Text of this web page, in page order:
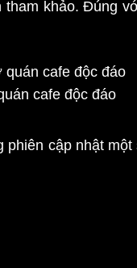
khảo. Đúng
cafe độc đáo
cập nhật